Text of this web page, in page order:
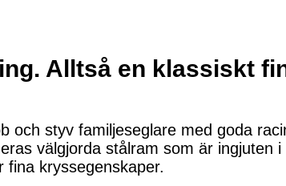
Alltså en klassiskt
och styv familjeseglare med goda
välgjorda stålram som är ingjuten
fina kryssegenskaper.